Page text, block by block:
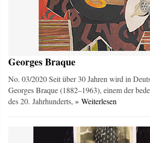
Georges Braque
No. 03/2020 Seit über 30 Jahren wird in
Georges Braque (1882–1963), einem der
des 20. Jahrhunderts,» Weiterlesen